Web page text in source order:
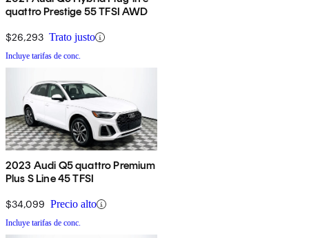
quattro Prestige 55 TFSI AWD
$26,293 Trato justo
Incluye tarifas de conc.
2023 Audi Q5 quattro Premium
Plus S Line 45 TFSI
$34,099 Precio alto
Incluye tarifas de conc.